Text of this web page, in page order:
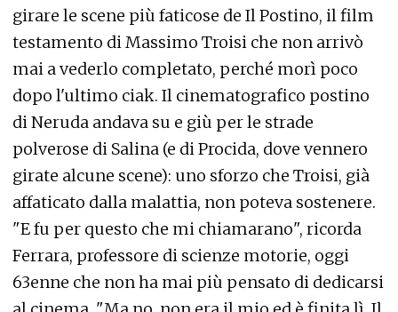
girare le scene più faticose de Il Postino, il film
testamento di Massimo Troisi che non arrivò
mai a vederlo completato, perché morì poco
dopo l'ultimo ciak. Il cinematografico postino
di Neruda andava su e giù per le strade
polverose di Salina (e di Procida, dove vennero
girate alcune scene): uno sforzo che Troisi, già
affaticato dalla malattia, non poteva sostenere.
"E fu per questo che mi chiamarano", ricorda
Ferrara, professore di scienze motorie, oggi
63enne che non ha mai più pensato di dedicarsi